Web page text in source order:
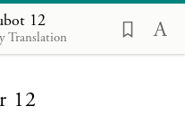
12
Translation
12